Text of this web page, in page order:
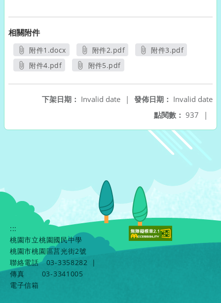
相關附件
附件1.docx
另開新視窗
附件2.pdf
另開新視窗
附件3.pdf
附件4.pdf
附件5.pdf
發佈日期： Invalid date
下架日期： Invalid date
|
點閱數： 937 |
:::
桃園市立桃園國民中學
桃園市桃園區莒光街2號
聯絡電話
03-3358282
|
傳真
03-3341005
電子信箱